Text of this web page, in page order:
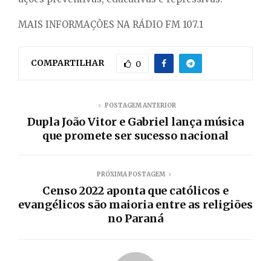
MAIS INFORMAÇÕES NA RÁDIO FM 107.1
COMPARTILHAR 0
POSTAGEM ANTERIOR
Dupla João Vitor e Gabriel lança música
que promete ser sucesso nacional
PRÓXIMA POSTAGEM
Censo 2022 aponta que católicos e
evangélicos são maioria entre as religiões
no Paraná